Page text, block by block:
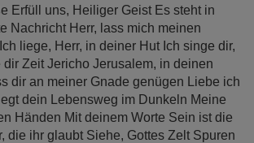
Erfüll uns, Heiliger Geist Es steht in
Nachricht Herr, lass mich meinen
liege, Herr, in deiner Hut Ich singe dir,
dir Zeit Jericho Jerusalem, in deinen
dir an meiner Gnade genügen Liebe ich
dein Lebensweg im Dunkeln Meine
Händen Mit deinem Worte Sein ist die
die ihr glaubt Siehe, Gottes Zelt Spuren